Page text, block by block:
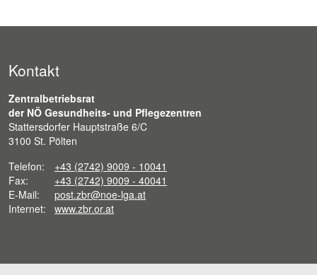
Kontakt
Zentralbetriebsrat
der NÖ Gesundheits- und Pflegezentren
Stattersdorfer Hauptstraße 6/C
3100 St. Pölten
Telefon:
+43 (2742) 9009 - 10041
Fax:
+43 (2742) 9009 - 40041
E-Mail:
post.zbr@noe-lga.at
Internet:
www.zbr.or.at